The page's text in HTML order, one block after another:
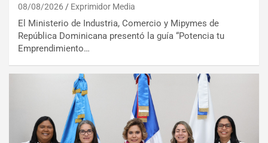
08/08/2026 Exprimidor Media
El Ministerio de Industria, Comercio y Mipymes de
República Dominicana presentó la guía “Potencia tu
Emprendimiento…